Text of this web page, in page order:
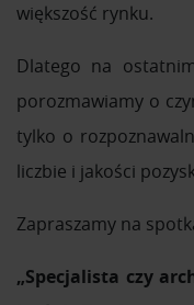
większość rynku.
Dlatego na
porozmawiamy o
tylko o
liczbie i jakości
Zapraszamy na
„Specjalista czy